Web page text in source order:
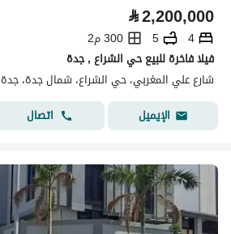
⃁2,200,000
4
5
300 م2
فيلا فاخرة للبيع حي الشراع , جدة
شارع علي المغربي، حي الشراع، شمال جدة، جدة
الإيميل
اتصال